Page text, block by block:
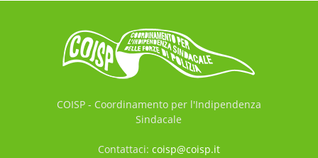
COISP - Coordinamento per l'Indipendenza
Sindacale
Contattaci: coisp@coisp.it